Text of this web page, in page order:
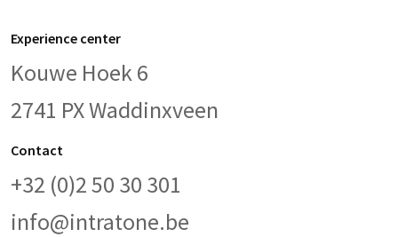
Experience center
Kouwe Hoek 6
2741 PX Waddinxveen
Contact
+32 (0)2 50 30 301
info@intratone.be